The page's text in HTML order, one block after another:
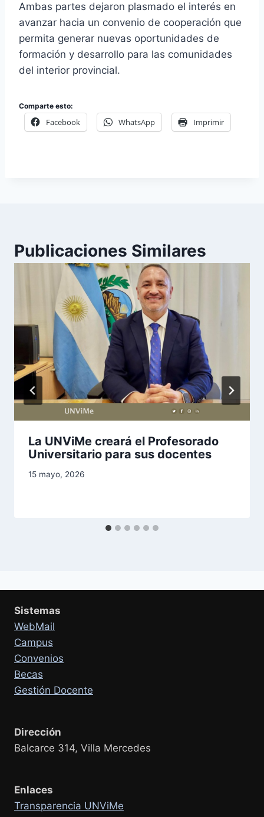
Ambas partes dejaron plasmado el interés en
avanzar hacia un convenio de cooperación que
permita generar nuevas oportunidades de
formación y desarrollo para las comunidades
del interior provincial.
Comparte esto:
Facebook WhatsApp Imprimir
Publicaciones Similares
La UNViMe creará el Profesorado
Universitario para sus docentes
15 mayo, 2026
Sistemas
WebMail
Campus
Convenios
Becas
Gestión Docente
Dirección
Balcarce 314, Villa Mercedes
Enlaces
Transparencia UNViMe